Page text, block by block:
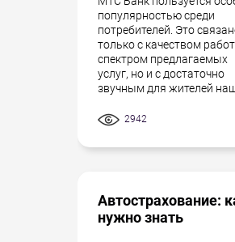
популярностью среди
потребителей. Это
только с качеством
спектром предлагаемых
услуг, но и с достаточно
звучным для жителей
2942
Автострахование:
нужно знать